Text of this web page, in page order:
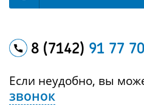
8 (7142) 91 77 70
Если неудобно, вы
звонок